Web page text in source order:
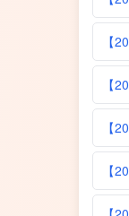
【
【
【
【